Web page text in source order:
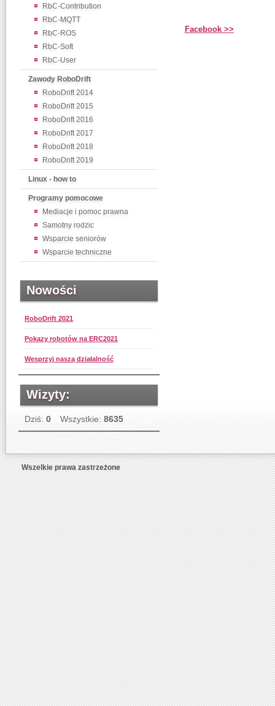
RbC-Contribution
RbC-MQTT
RbC-ROS
RbC-Soft
RbC-User
Zawody RoboDrift
RoboDrift 2014
RoboDrift 2015
RoboDrift 2016
RoboDrift 2017
RoboDrift 2018
RoboDrift 2019
Linux - how to
Programy pomocowe
Mediacje i pomoc prawna
Samotny rodzic
Wsparcie seniorów
Wsparcie techniczne
Nowości
RoboDrift 2021
Pokazy robotów na ERC2021
Wesprzyj naszą działalność
Wizyty:
Dziś: 0 Wszystkie: 8635
Facebook >>
Wszelkie prawa zastrzeżone